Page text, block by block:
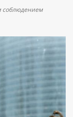
соблюдением